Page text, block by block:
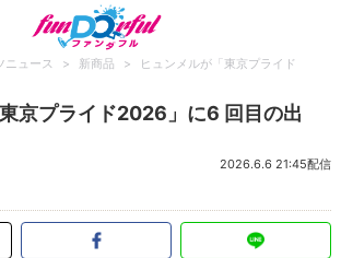
ニュース > 新商品 >
ヒュンメルが「東京プライド
京プライド2026」に6 回目の出
2026.6.6 21:45配信